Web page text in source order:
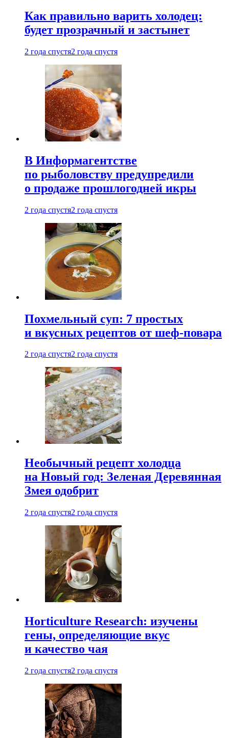
Как правильно варить холодец:
будет прозрачный и застынет
2 года спустя2 года спустя
В Информагентстве
по рыболовству предупредили
о продаже прошлогодней икры
2 года спустя2 года спустя
Похмельный суп: 7 простых
и вкусных рецептов от шеф-повара
2 года спустя2 года спустя
Необычный рецепт холодца
на Новый год: Зеленая Деревянная
Змея одобрит
2 года спустя2 года спустя
Horticulture Research: изучены
гены, определяющие вкус
и качество чая
2 года спустя2 года спустя